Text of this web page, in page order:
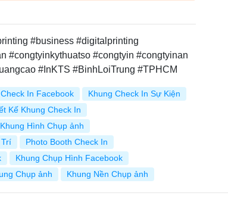
#business #digitalprinting
#congtyinkythuatso #congtyin #congtyinan
#InKTS #BinhLoiTrung #TPHCM
In Facebook
Khung Check In Sự Kiện
Kế Khung Check In
Khung Hình Chụp ảnh
Photo Booth Check In
Khung Chụp Hình Facebook
Chụp ảnh Khung Nền Chụp ảnh